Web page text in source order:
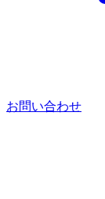
お問い合わせ